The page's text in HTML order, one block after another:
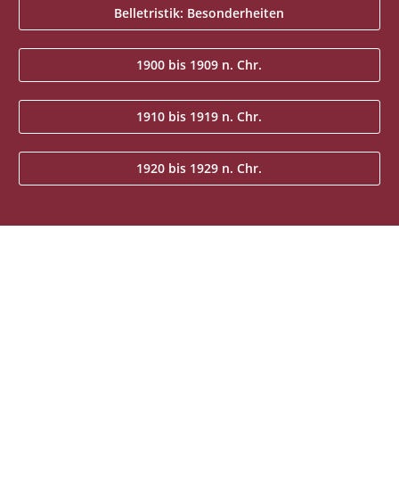
Belletristik: Besonderheiten
1900 bis 1909 n. Chr.
1910 bis 1919 n. Chr.
1920 bis 1929 n. Chr.